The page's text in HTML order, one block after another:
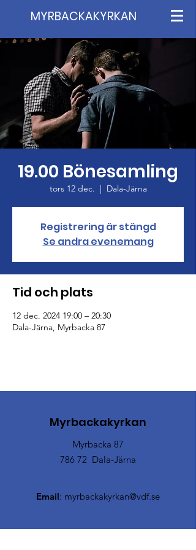
MYRBACKAKYRKAN
19.00 Bönesamling
tors 12 dec.
  |
Dala-Järna
Registrering är stängd
Se andra evenemang
Tid och plats
12 dec. 2024 19:00 – 20:30
Dala-Järna, Myrbacka 87
Myrbackakyrkan
Myrbacka 87
786 72 Dala-Järna
Email: myrbackakyrkan@vdf.se